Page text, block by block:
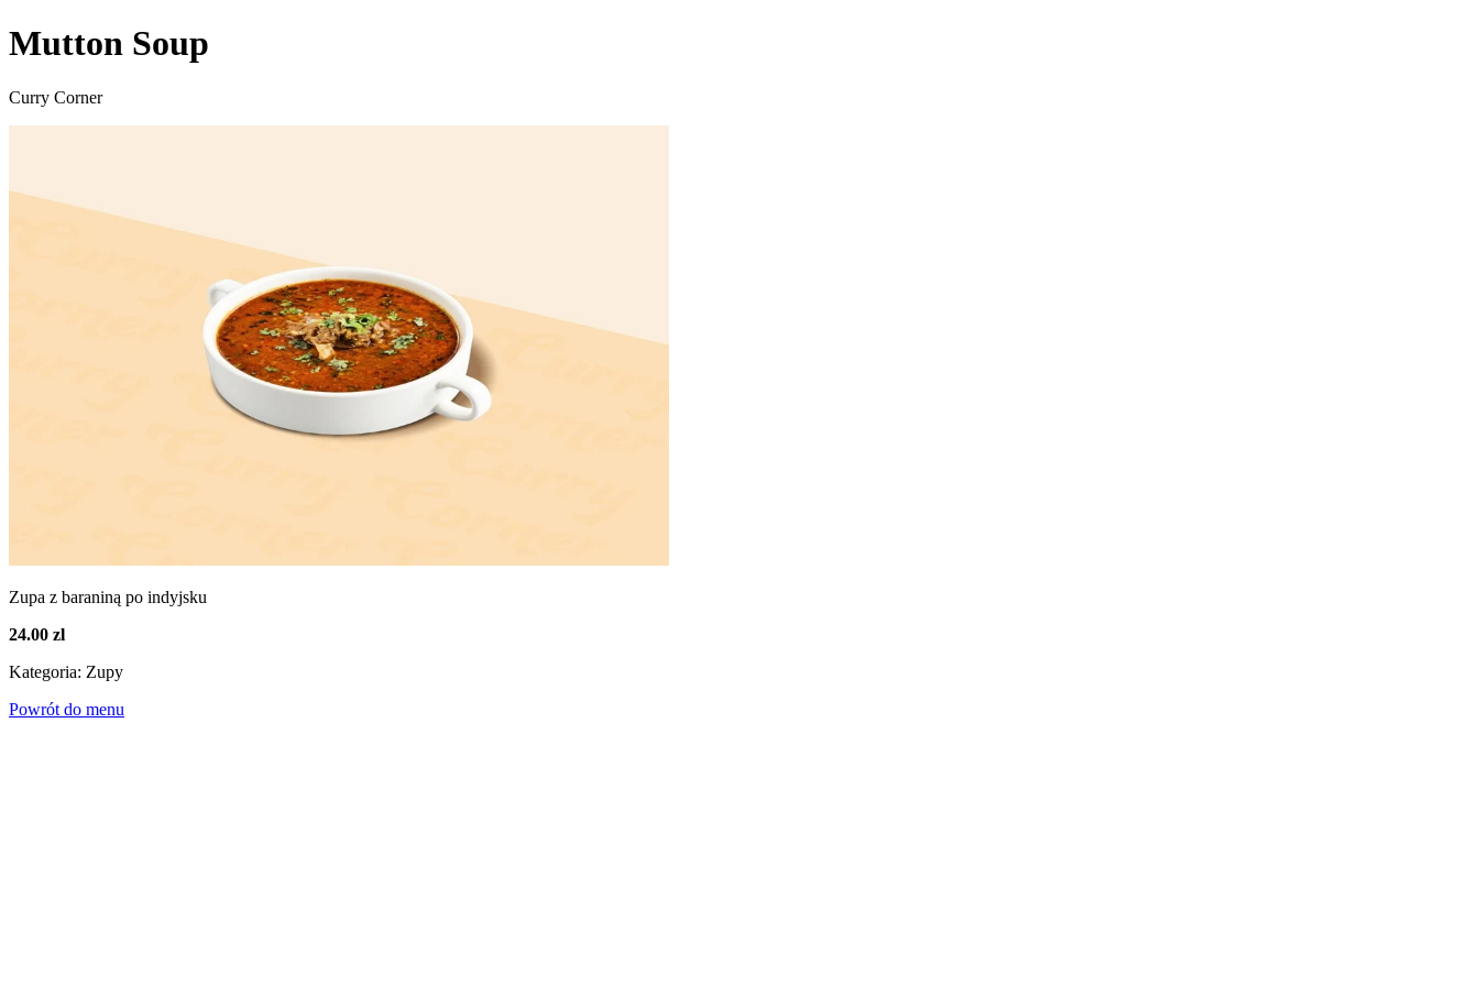
Mutton Soup
Curry Corner
Zupa z baraniną po indyjsku
24.00 zl
Kategoria: Zupy
Powrót do menu